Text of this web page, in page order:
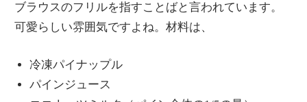
ブラウスのフリルを指すことばと言われています。
可愛らしい雰囲気ですよね。材料は、
冷凍パイナップル
パインジュース